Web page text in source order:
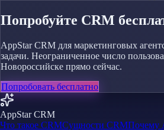
Попробуйте CRM
AppStar CRM для маркетинговых
задачи. Неограниченное число
Новороссийске прямо сейчас.
Попробовать бесплатно
AppStar CRM
Что такое CRMСущности CRMПочему